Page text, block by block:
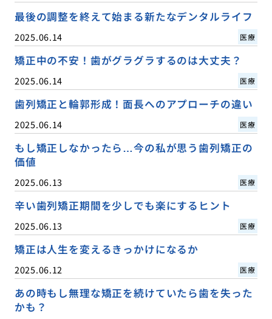
最後の調整を終えて始まる新たなデンタルライフ
2025.06.14 医療
矯正中の不安！歯がグラグラするのは大丈夫？
2025.06.14 医療
歯列矯正と輪郭形成！面長へのアプローチの違い
2025.06.14 医療
もし矯正しなかったら…今の私が思う歯列矯正の
価値
2025.06.13 医療
辛い歯列矯正期間を少しでも楽にするヒント
2025.06.13 医療
矯正は人生を変えるきっかけになるか
2025.06.12 医療
あの時もし無理な矯正を続けていたら歯を失った
かも？